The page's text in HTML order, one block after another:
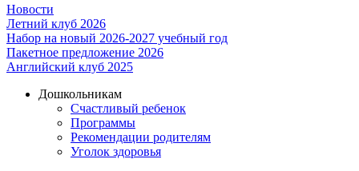
Новости
Летний клуб 2026
Набор на новый 2026-2027 учебный год
Пакетное предложение 2026
Английский клуб 2025
Дошкольникам
Счастливый ребенок
Программы
Рекомендации родителям
Уголок здоровья